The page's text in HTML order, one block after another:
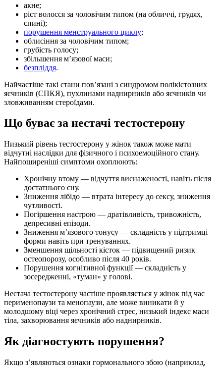
акне;
ріст волосся за чоловічим типом (на обличчі, грудях,
спині);
порушення менструального циклу;
облисіння за чоловічим типом;
грубість голосу;
збільшення м’язової маси;
безпліддя.
Найчастіше такі стани пов’язані з синдромом полікістозних
яєчників (СПКЯ), пухлинами наднирників або яєчників чи
зловживанням стероїдами.
Що буває за нестачі тестостерону
Низький рівень тестостерону у жінок також може мати
відчутні наслідки для фізичного і психоемоційного стану.
Найпоширеніші симптоми охоплюють:
Хронічну втому — відчуття виснаженості, навіть після
достатнього сну.
Зниження лібідо — втрата інтересу до сексу, зниження
чутливості.
Погіршення настрою — дратівливість, тривожність,
депресивні епізоди.
Зниження м’язового тонусу — складність у підтримці
форми навіть при тренуваннях.
Зменшення щільності кісток — підвищений ризик
остеопорозу, особливо після 40 років.
Порушення когнітивної функції — складність у
зосередженні, «туман» у голові.
Нестача тестостерону частіше проявляється у жінок під час
перименопаузи та менопаузи, але може виникати й у
молодшому віці через хронічний стрес, низький індекс маси
тіла, захворювання яєчників або наднирників.
Як діагностують порушення?
Якщо з’являються ознаки гормонального збою (наприклад,